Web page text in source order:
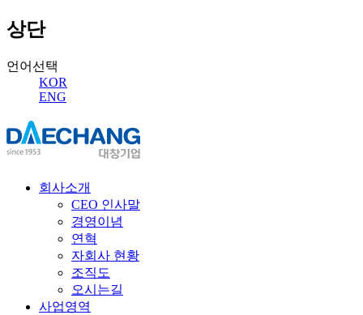
상단
언어선택
KOR
ENG
회사소개
CEO 인사말
경영이념
연혁
자회사 현황
조직도
오시는길
사업영역